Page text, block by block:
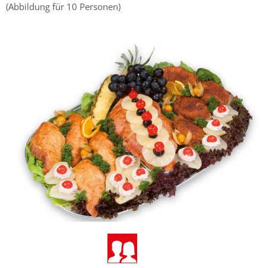
(Abbildung für 10 Personen)